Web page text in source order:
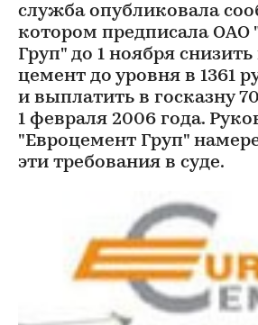
служба опубликовала
котором предписала ОАО
Груп" до 1 ноября
цемент до уровня в 1361
и выплатить в госказну
1 февраля 2006 года.
"Евроцемент Груп"
эти требования в суде.